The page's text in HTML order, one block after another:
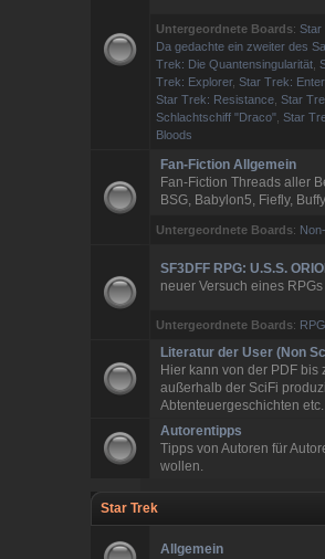
Untergeordnete Boards:Star
Da gedachte ein zweiter des
Trek: Die Quantensingularität ,
Trek: Explorer,Star Trek:
Star Trek: Resistance ,Star
Schlachtschiff "Draco" ,Star
Bloods
Fan-Fiction Allgemein
Fan-Fiction Threads aller
BSG, Babylon5, Fiefly,
Untergeordnete Boards:
SF3DFF RPG: U.S.S.
neuer Versuch eines
Untergeordnete Boards:
Literatur der User (Non
Hier kann von der PDF bis
außerhalb der SciFi
Abtenteuergeschichten
Autorentipps
Tipps von Autoren für
wollen.
Star Trek
Allgemein